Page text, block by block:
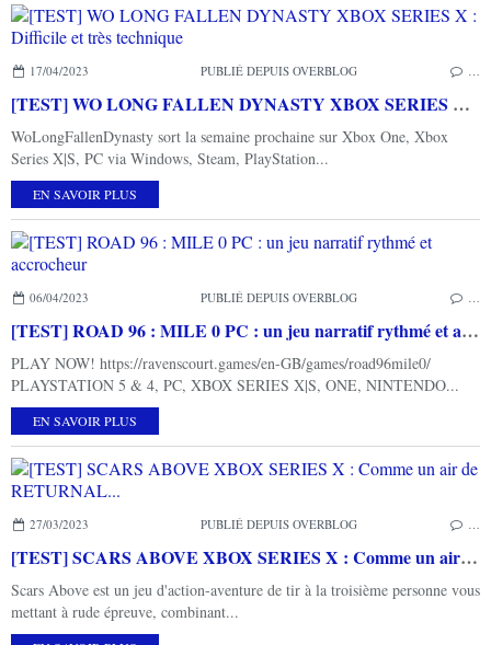
17/04/2023 PUBLIÉ DEPUIS OVERBLOG
[TEST] WO LONG FALLEN DYNASTY XBOX SERIES X : Difficile et très technique
WoLongFallenDynasty sort la semaine prochaine sur Xbox One, Xbox
Series X|S, PC via Windows, Steam, PlayStation...
EN SAVOIR PLUS
06/04/2023 PUBLIÉ DEPUIS OVERBLOG
[TEST] ROAD 96 : MILE 0 PC : un jeu narratif rythmé et accrocheur
PLAY NOW! https://ravenscourt.games/en-GB/games/road96mile0/
PLAYSTATION 5 & 4, PC, XBOX SERIES X|S, ONE, NINTENDO...
EN SAVOIR PLUS
27/03/2023 PUBLIÉ DEPUIS OVERBLOG
[TEST] SCARS ABOVE XBOX SERIES X : Comme un air de RETURNAL...
Scars Above est un jeu d'action-aventure de tir à la troisième personne vous
mettant à rude épreuve, combinant...